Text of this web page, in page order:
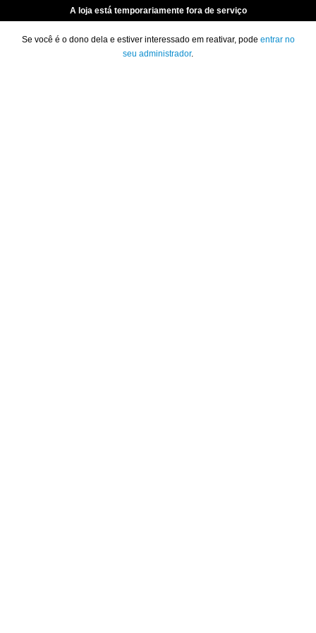
A loja está temporariamente fora de serviço
Se você é o dono dela e estiver interessado em reativar, pode entrar no
seu administrador.